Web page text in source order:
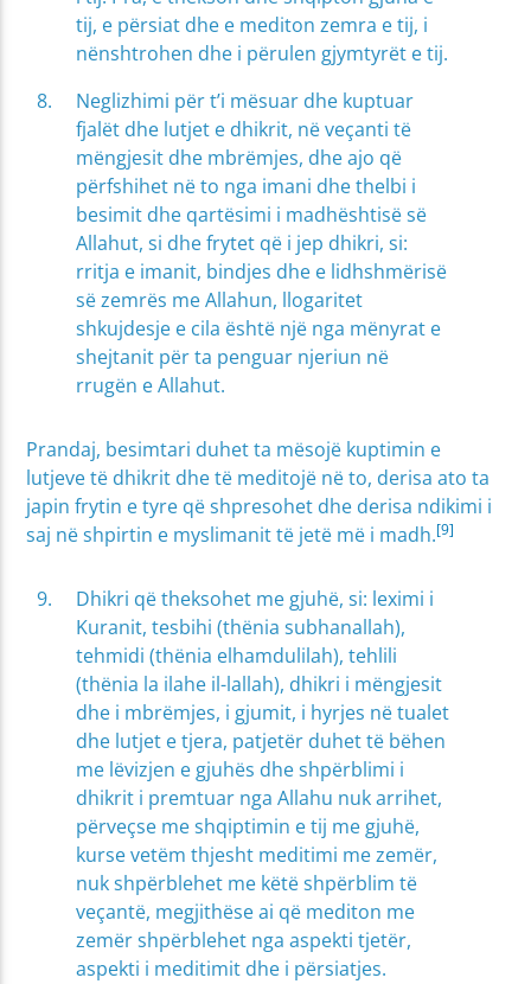
tij, e përsiat dhe e mediton zemra e tij, i
nënshtrohen dhe i përulen gjymtyrët e tij.
Neglizhimi për t’i mësuar dhe kuptuar
fjalët dhe lutjet e dhikrit, në veçanti të
mëngjesit dhe mbrëmjes, dhe ajo që
përfshihet në to nga imani dhe thelbi i
besimit dhe qartësimi i madhështisë së
Allahut, si dhe frytet që i jep dhikri, si:
rritja e imanit, bindjes dhe e lidhshmërisë
së zemrës me Allahun, llogaritet
shkujdesje e cila është një nga mënyrat e
shejtanit për ta penguar njeriun në
rrugën e Allahut.
Prandaj, besimtari duhet ta mësojë kuptimin e
lutjeve të dhikrit dhe të meditojë në to, derisa ato ta
japin frytin e tyre që shpresohet dhe derisa ndikimi i
saj në shpirtin e myslimanit të jetë më i madh.[9]
Dhikri që theksohet me gjuhë, si: leximi i
Kuranit, tesbihi (thënia subhanallah),
tehmidi (thënia elhamdulilah), tehlili
(thënia la ilahe il-lallah), dhikri i mëngjesit
dhe i mbrëmjes, i gjumit, i hyrjes në tualet
dhe lutjet e tjera, patjetër duhet të bëhen
me lëvizjen e gjuhës dhe shpërblimi i
dhikrit i premtuar nga Allahu nuk arrihet,
përveçse me shqiptimin e tij me gjuhë,
kurse vetëm thjesht meditimi me zemër,
nuk shpërblehet me këtë shpërblim të
veçantë, megjithëse ai që mediton me
zemër shpërblehet nga aspekti tjetër,
aspekti i meditimit dhe i përsiatjes.